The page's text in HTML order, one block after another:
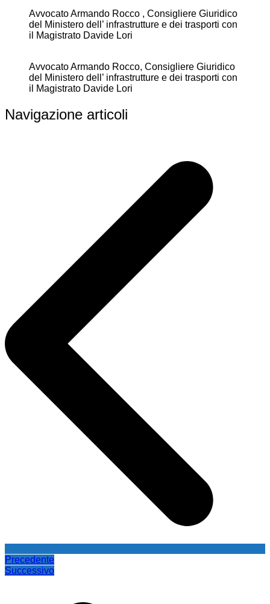
Avvocato Armando Rocco , Consigliere Giuridico
del Ministero dell’ infrastrutture e dei trasporti con
il Magistrato Davide Lori
Avvocato Armando Rocco, Consigliere Giuridico
del Ministero dell’ infrastrutture e dei trasporti con
il Magistrato Davide Lori
Navigazione articoli
Precedente
Successivo